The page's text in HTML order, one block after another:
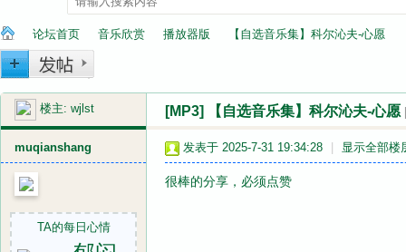
»
论坛首页
›
音乐欣赏 播放器版 【自选音乐集】科尔沁夫-心愿
楼主: wjlst [MP3] 【自选音乐集】科尔沁夫-心愿
muqianshang
TA的每日心情
发表于 2025-7-31 19:34:28 显示全部楼
很棒的分享，必须点赞